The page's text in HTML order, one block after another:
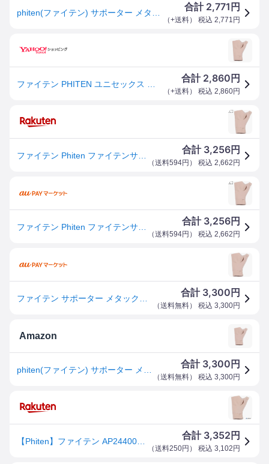
合計 2,771 円
（+送料） 税込 2,771 円
合計 2,860 円
（+送料） 税込 2,860円
合計 3,256円
（送料594円 ） 税込 2,662 円
合計 3,256円
（送料594円 ） 税込 2,662 円
合計 3,300 円
（送料無料） 税込 3,300円
Amazon
合計 3,300 円
（送料無料） 税込 3,300円
合計 3,352 円
（送料250円 ） 税込 3,102 円